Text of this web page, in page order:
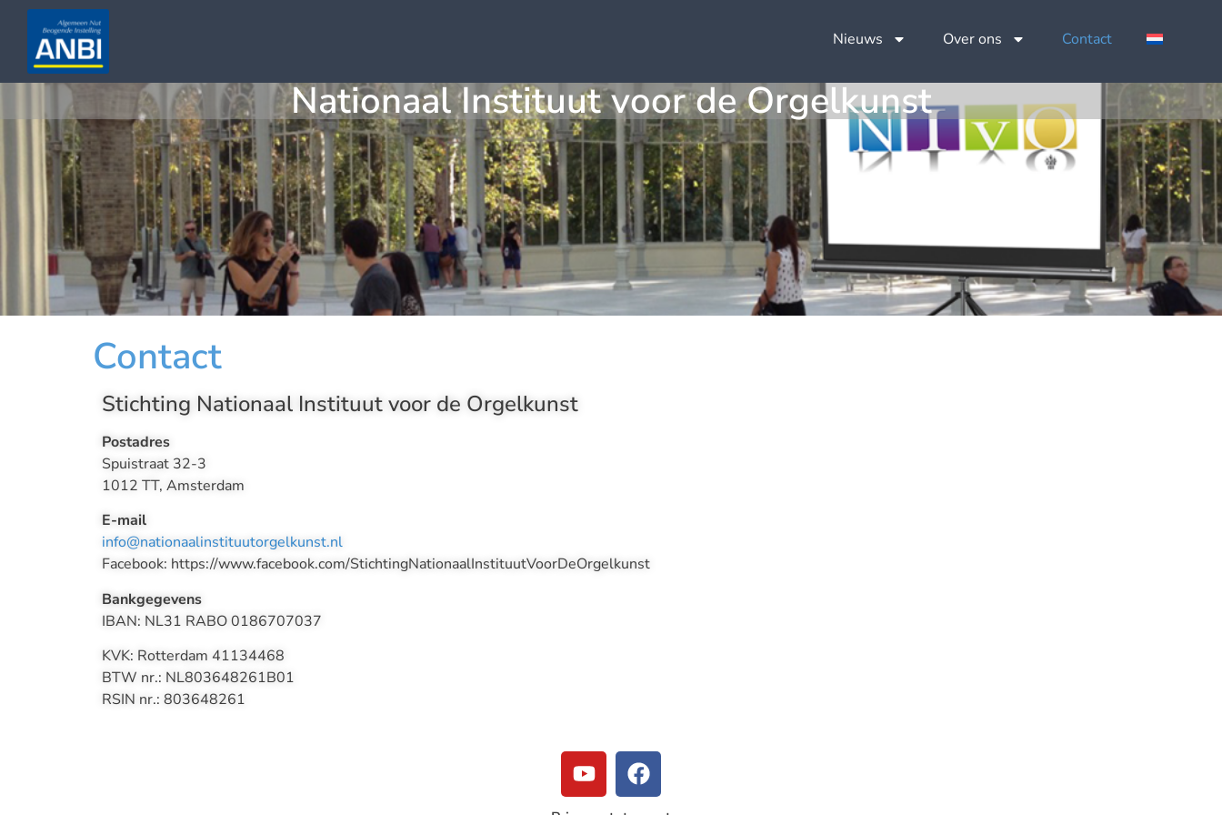
Nieuws Over ons Contact
Nationaal Instituut voor de Orgelkunst
Contact
Stichting Nationaal Instituut voor de Orgelkunst
Postadres
Spuistraat 32-3
1012 TT, Amsterdam
E-mail
info@nationaalinstituutorgelkunst.nl
Facebook: https://www.facebook.com/StichtingNationaalInstituutVoorDeOrgelkunst
Bankgegevens
IBAN: NL31 RABO 0186707037
KVK: Rotterdam 41134468
BTW nr.: NL803648261B01
RSIN nr.: 803648261